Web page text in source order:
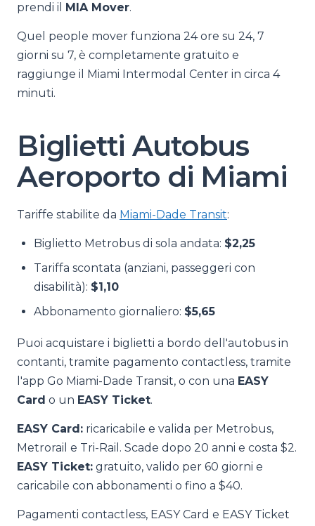
prendi il MIA Mover.
Quel people mover funziona 24 ore su 24, 7
giorni su 7, è completamente gratuito e
raggiunge il Miami Intermodal Center in circa 4
minuti.
Biglietti Autobus
Aeroporto di Miami
Tariffe stabilite da Miami-Dade Transit:
Biglietto Metrobus di sola andata: $2,25
Tariffa scontata (anziani, passeggeri con
disabilità): $1,10
Abbonamento giornaliero: $5,65
Puoi acquistare i biglietti a bordo dell'autobus in
contanti, tramite pagamento contactless, tramite
l'app Go Miami-Dade Transit, o con una EASY
Card o un EASY Ticket.
EASY Card: ricaricabile e valida per Metrobus,
Metrorail e Tri-Rail. Scade dopo 20 anni e costa $2.
EASY Ticket: gratuito, valido per 60 giorni e
caricabile con abbonamenti o fino a $40.
Pagamenti contactless, EASY Card e EASY Ticket